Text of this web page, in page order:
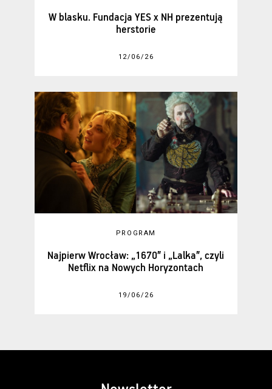
W blasku. Fundacja YES x NH prezentują
herstorie
12/06/26
PROGRAM
Najpierw Wrocław: „1670” i „Lalka”, czyli
Netflix na Nowych Horyzontach
19/06/26